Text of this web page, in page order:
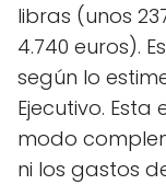
libras (unos
4.740 euros).
según lo
Ejecutivo.
modo
ni los gastos